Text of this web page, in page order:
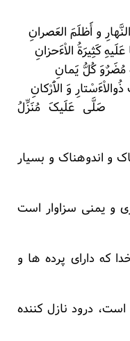
و أَظلَمَ العَصرانِ
کَثِیرَةُ الاْءَحزانِ
مُضَرٌوَ کُلُّ یَمانِ
وَ الاَْرْکانِ
صَلَّی عَلَیکَ مُنَزِّلُ
و اندوهناک و بسیار
یمنی سزاوار است
که دارای پرده ها و
است، درود نازل کننده